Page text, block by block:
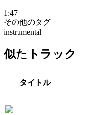
1:47
その他のタグ
instrumental
似たトラック
タイトル